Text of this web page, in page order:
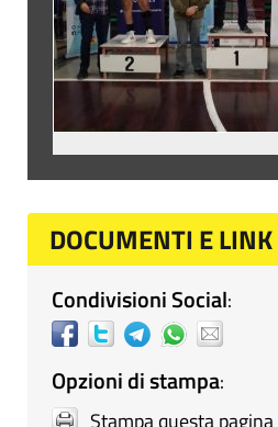
DOCUMENTI E LINK
Condivisioni Social:
Opzioni di stampa:
Stampa questa pagina